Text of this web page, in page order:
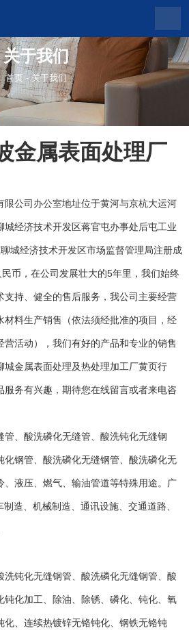
关于我们
首页 -关于我们
金属表面处理厂
限公司办公室地址位于黄河与京杭大运河
城经济技术开发区蒋官屯办事处后屯工业
城经济技术开发区市场监督管理局注册成
币，在公司发展壮大的5年里，我们始终
支持、健全的售后服务，我公司主要经营
材料生产销售（依法须经批准的项目，经
营活动），我们有好的产品和专业的销售
城金属表面处理及热处理加工厂黄页行
服务有兴趣，期待您在线留言或者来电咨
管、酸洗磷化无缝管、酸洗钝化无缝钢
化钢管、酸洗磷化无缝钢管、酸洗磷化无
、液压、燃气、输油管道等特殊用途。广
造、机械制造、通讯设施、交通道路、
洗钝化无缝钢管、酸洗磷化无缝钢管、酸
钝化加工、除油、除锈、磷化、钝化、氧
化、连续热镀锌无铬钝化、钢铁无铬钝